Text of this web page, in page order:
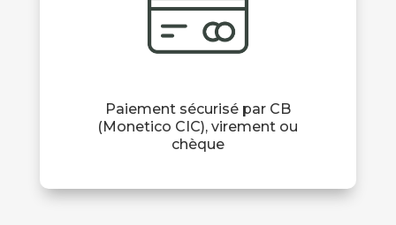
Paiement sécurisé par CB
(Monetico CIC), virement ou
chèque